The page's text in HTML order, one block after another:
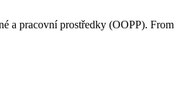
a pracovní prostředky (OOPP). From